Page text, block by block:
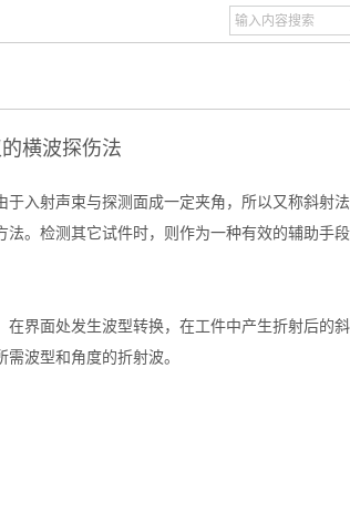
横波探伤法
入射声束与探测面成一定夹角，所以又称斜射法
。检测其它试件时，则作为一种有效的辅助手
界面处发生波型转换，在工件中产生折射后的
波型和角度的折射波。